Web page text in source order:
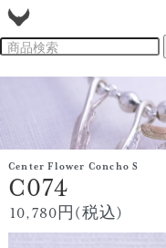
Center Flower Concho S
C074
10,780円(税込)